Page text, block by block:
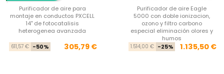
Purificador de aire para
montaje en conductos PXCELL
14" de fotocatalisis
heterogenea avanzada
Precio base
611,57 € -50% Precio
305,79 €
Purificador de aire Eagle
5000 con doble ionizacion,
ozono y filtro carbono
especial eliminación olores y
humos
1.514,00 € -25% 1.135,50 €